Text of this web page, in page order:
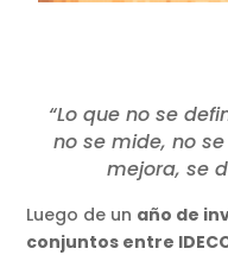
“Lo que no se
no se mide, no
mejora, se
Luego de un año de
conjuntos entre